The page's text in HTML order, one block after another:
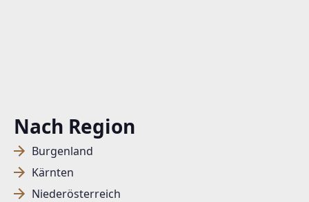
Nach Region
Burgenland
Kärnten
Niederösterreich